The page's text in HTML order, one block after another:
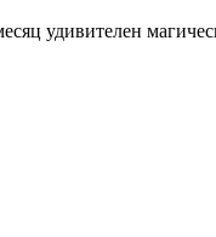
удивителен